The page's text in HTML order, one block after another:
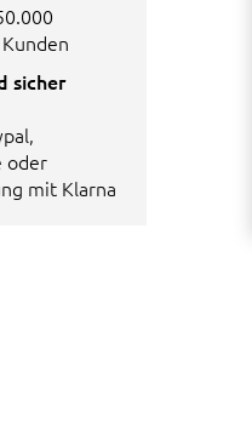
sicher
oder
mit Klarna